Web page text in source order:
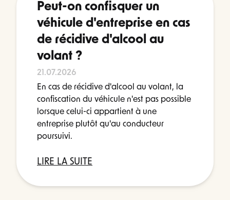
Peut-on confisquer un
véhicule d'entreprise en cas
de récidive d'alcool au
volant ?
21.07.2026
En cas de récidive d'alcool au volant, la
confiscation du véhicule n'est pas possible
lorsque celui-ci appartient à une
entreprise plutôt qu'au conducteur
poursuivi.
LIRE LA SUITE